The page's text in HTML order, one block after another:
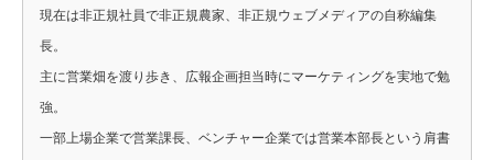
現在は非正規社員で非正規農家、非正規ウェブメディアの自称編集
長。
主に営業畑を渡り歩き、広報企画担当時にマーケティングを実地で勉
強。
一部上場企業で営業課長、ベンチャー企業では営業本部長という肩書